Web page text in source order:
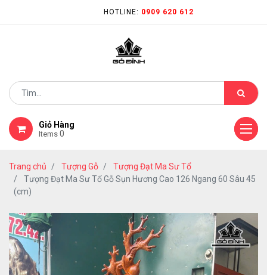
HOTLINE: 0909 620 612
Giỏ Hàng
Items 0
Trang chủ Tượng Gỗ
Tượng Đạt Ma Sư Tổ
Tượng Đạt Ma Sư Tổ Gỗ Sụn Hương Cao 126 Ngang 60 Sâu 45
(cm)